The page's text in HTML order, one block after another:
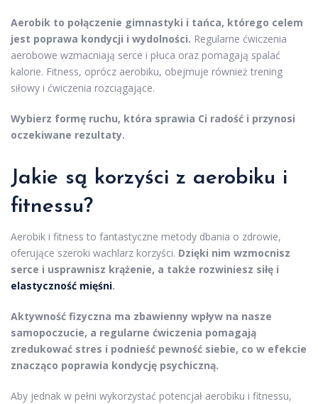
Aerobik to połączenie gimnastyki i tańca, którego celem
jest poprawa kondycji i wydolności. Regularne ćwiczenia
aerobowe wzmacniają serce i płuca oraz pomagają spalać
kalorie. Fitness, oprócz aerobiku, obejmuje również trening
siłowy i ćwiczenia rozciągające.
Wybierz formę ruchu, która sprawia Ci radość i przynosi
oczekiwane rezultaty.
Jakie są korzyści z aerobiku i
fitnessu?
Aerobik i fitness to fantastyczne metody dbania o zdrowie,
oferujące szeroki wachlarz korzyści. Dzięki nim wzmocnisz
serce i usprawnisz krążenie, a także rozwiniesz siłę i
elastyczność mięśni.
Aktywność fizyczna ma zbawienny wpływ na nasze
samopoczucie, a regularne ćwiczenia pomagają
zredukować stres i podnieść pewność siebie, co w efekcie
znacząco poprawia kondycję psychiczną.
Aby jednak w pełni wykorzystać potencjał aerobiku i fitnessu,